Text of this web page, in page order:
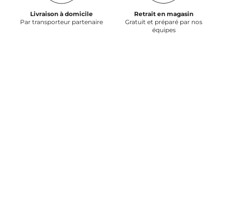
Livraison à domicile
Par transporteur partenaire
Retrait en magasin
Gratuit et préparé par nos
équipes